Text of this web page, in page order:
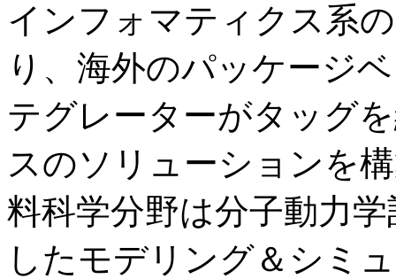
インフォマティクス系
り、海外のパッケージ
テグレーターがタッグ
スのソリューションを
料科学分野は分子動力
したモデリング＆シミ